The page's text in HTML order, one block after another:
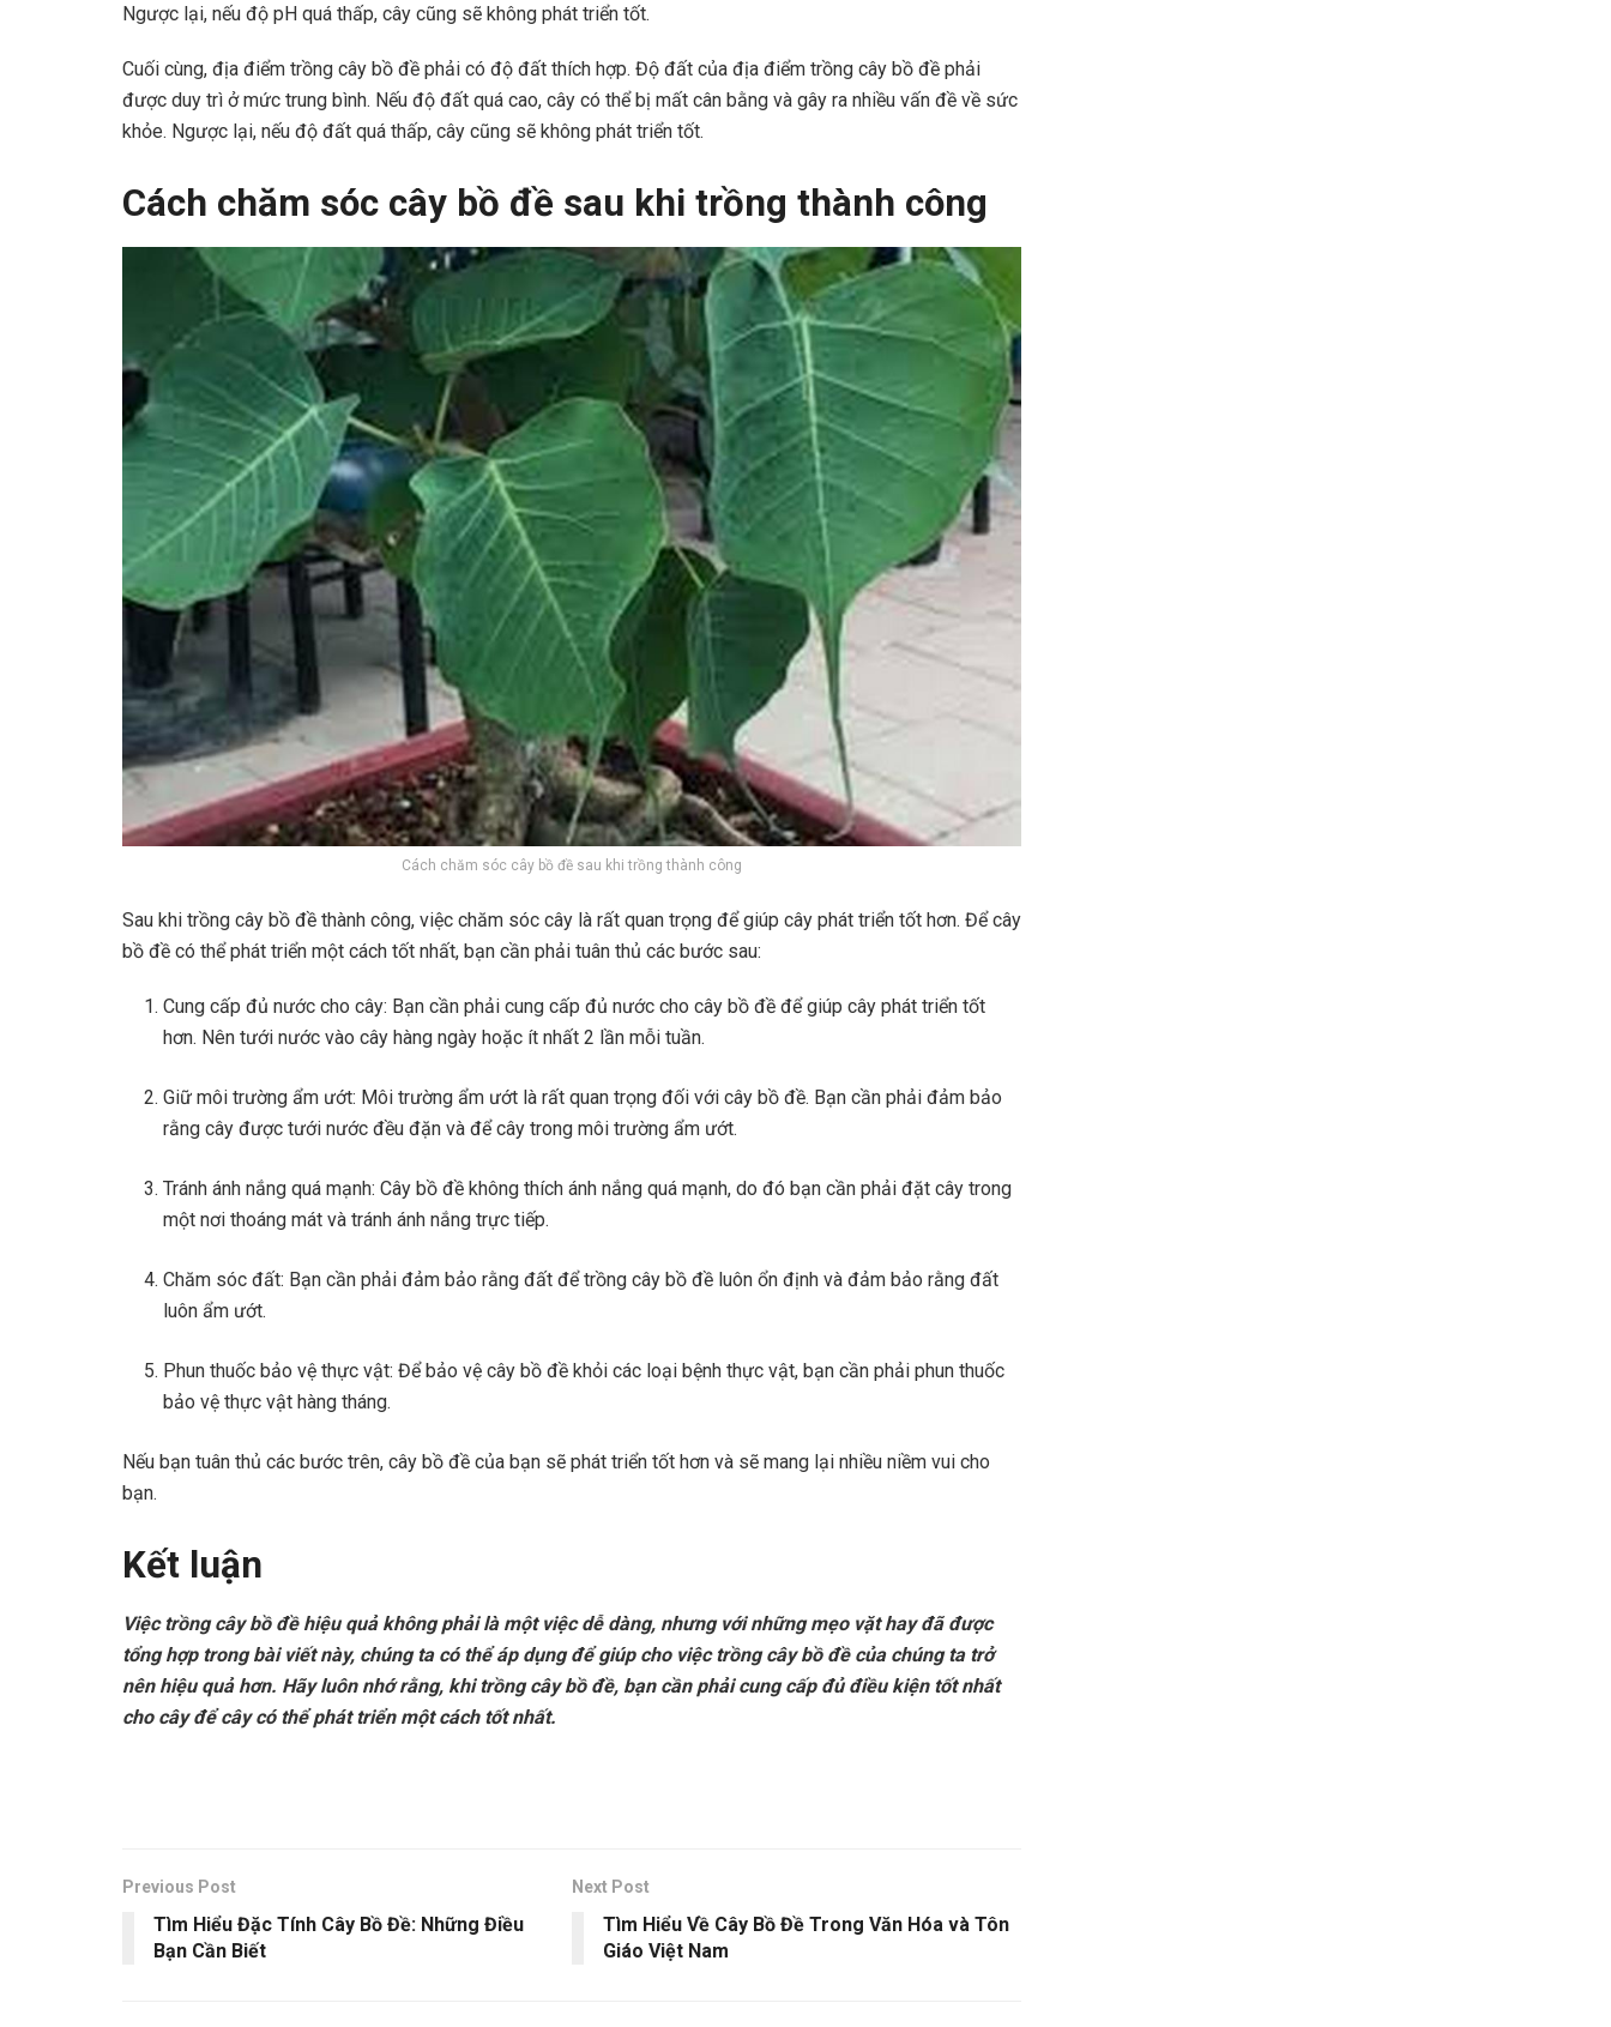
Ngược lại, nếu độ pH quá thấp, cây cũng sẽ không phát triển tốt.
Cuối cùng, địa điểm trồng cây bồ đề phải có độ đất thích hợp. Độ đất của địa điểm trồng cây bồ đề phải
được duy trì ở mức trung bình. Nếu độ đất quá cao, cây có thể bị mất cân bằng và gây ra nhiều vấn đề về sức
khỏe. Ngược lại, nếu độ đất quá thấp, cây cũng sẽ không phát triển tốt.
Cách chăm sóc cây bồ đề sau khi trồng thành công
Cách chăm sóc cây bồ đề sau khi trồng thành công
Sau khi trồng cây bồ đề thành công, việc chăm sóc cây là rất quan trọng để giúp cây phát triển tốt hơn. Để cây
bồ đề có thể phát triển một cách tốt nhất, bạn cần phải tuân thủ các bước sau:
Cung cấp đủ nước cho cây: Bạn cần phải cung cấp đủ nước cho cây bồ đề để giúp cây phát triển tốt
hơn. Nên tưới nước vào cây hàng ngày hoặc ít nhất 2 lần mỗi tuần.
Giữ môi trường ẩm ướt: Môi trường ẩm ướt là rất quan trọng đối với cây bồ đề. Bạn cần phải đảm bảo
rằng cây được tưới nước đều đặn và để cây trong môi trường ẩm ướt.
Tránh ánh nắng quá mạnh: Cây bồ đề không thích ánh nắng quá mạnh, do đó bạn cần phải đặt cây trong
một nơi thoáng mát và tránh ánh nắng trực tiếp.
Chăm sóc đất: Bạn cần phải đảm bảo rằng đất để trồng cây bồ đề luôn ổn định và đảm bảo rằng đất
luôn ẩm ướt.
Phun thuốc bảo vệ thực vật: Để bảo vệ cây bồ đề khỏi các loại bệnh thực vật, bạn cần phải phun thuốc
bảo vệ thực vật hàng tháng.
Nếu bạn tuân thủ các bước trên, cây bồ đề của bạn sẽ phát triển tốt hơn và sẽ mang lại nhiều niềm vui cho
bạn.
Kết luận
Việc trồng cây bồ đề hiệu quả không phải là một việc dễ dàng, nhưng với những mẹo vặt hay đã được
tổng hợp trong bài viết này, chúng ta có thể áp dụng để giúp cho việc trồng cây bồ đề của chúng ta trở
nên hiệu quả hơn. Hãy luôn nhớ rằng, khi trồng cây bồ đề, bạn cần phải cung cấp đủ điều kiện tốt nhất
cho cây để cây có thể phát triển một cách tốt nhất.
Previous Post
Tìm Hiểu Đặc Tính Cây Bồ Đề: Những Điều
Bạn Cần Biết
Next Post
Tìm Hiểu Về Cây Bồ Đề Trong Văn Hóa và Tôn
Giáo Việt Nam